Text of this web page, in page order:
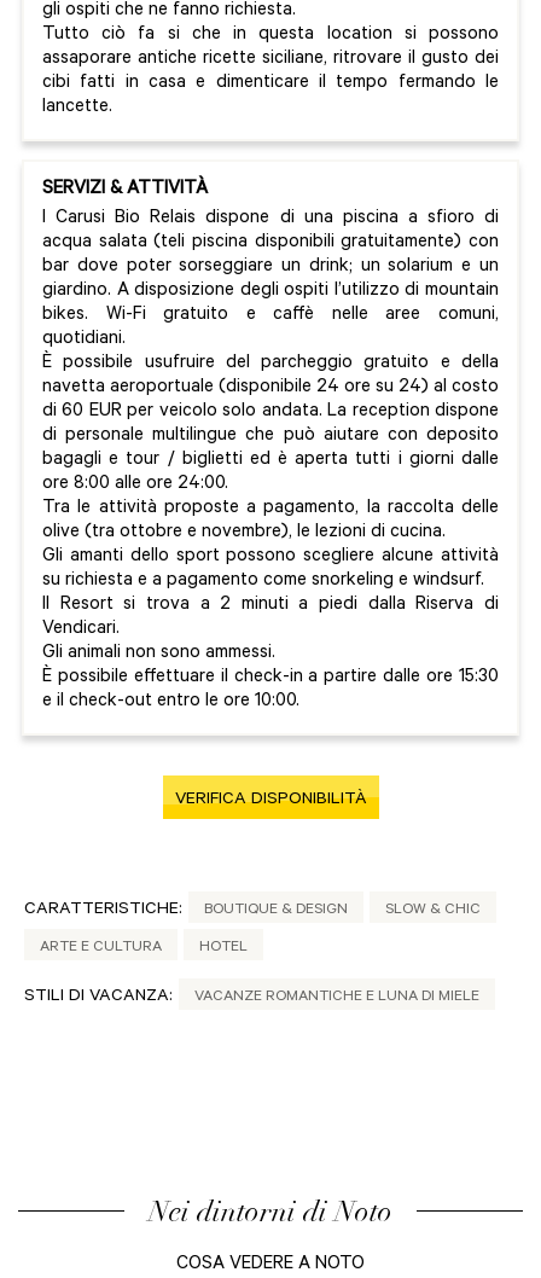
gli ospiti che ne fanno richiesta.
Tutto ciò fa si che in questa location si possono
assaporare antiche ricette siciliane, ritrovare il gusto dei
cibi fatti in casa e dimenticare il tempo fermando le
lancette.
SERVIZI & ATTIVITÀ
I Carusi Bio Relais dispone di una piscina a sfioro di
acqua salata (teli piscina disponibili gratuitamente) con
bar dove poter sorseggiare un drink; un solarium e un
giardino. A disposizione degli ospiti l’utilizzo di mountain
bikes. Wi-Fi gratuito e caffè nelle aree comuni,
quotidiani.
È possibile usufruire del parcheggio gratuito e della
navetta aeroportuale (disponibile 24 ore su 24) al costo
di 60 EUR per veicolo solo andata. La reception dispone
di personale multilingue che può aiutare con deposito
bagagli e tour / biglietti ed è aperta tutti i giorni dalle
ore 8:00 alle ore 24:00.
Tra le attività proposte a pagamento, la raccolta delle
olive (tra ottobre e novembre), le lezioni di cucina.
Gli amanti dello sport possono scegliere alcune attività
su richiesta e a pagamento come snorkeling e windsurf.
Il Resort si trova a 2 minuti a piedi dalla Riserva di
Vendicari.
Gli animali non sono ammessi.
È possibile effettuare il check-in a partire dalle ore 15:30
e il check-out entro le ore 10:00.
VERIFICA DISPONIBILITÀ
CARATTERISTICHE: BOUTIQUE & DESIGN SLOW & CHIC
ARTE E CULTURA HOTEL
STILI DI VACANZA: VACANZE ROMANTICHE E LUNA DI MIELE
Nei dintorni di Noto
COSA VEDERE A NOTO